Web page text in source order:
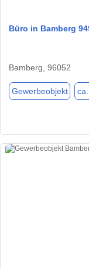
Büro in Bamberg
Bamberg, 96052
Gewerbeobjekt